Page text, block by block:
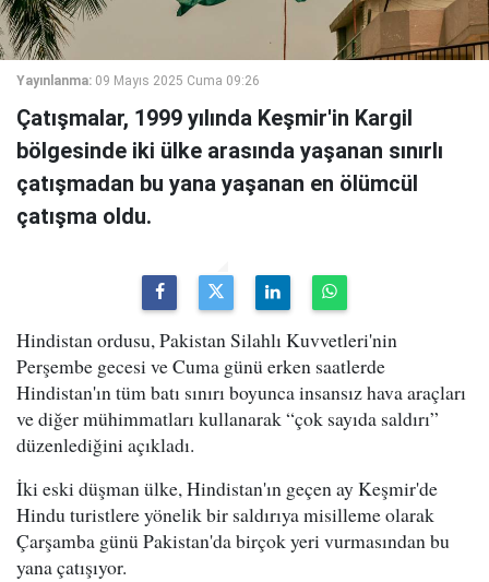
Yayınlanma: 09 Mayıs 2025 Cuma 09:26
Çatışmalar, 1999 yılında Keşmir'in Kargil
bölgesinde iki ülke arasında yaşanan sınırlı
çatışmadan bu yana yaşanan en ölümcül
çatışma oldu.
Hindistan ordusu, Pakistan Silahlı Kuvvetleri'nin
Perşembe gecesi ve Cuma günü erken saatlerde
Hindistan'ın tüm batı sınırı boyunca insansız hava araçları
ve diğer mühimmatları kullanarak “çok sayıda saldırı”
düzenlediğini açıkladı.
İki eski düşman ülke, Hindistan'ın geçen ay Keşmir'de
Hindu turistlere yönelik bir saldırıya misilleme olarak
Çarşamba günü Pakistan'da birçok yeri vurmasından bu
yana çatışıyor.